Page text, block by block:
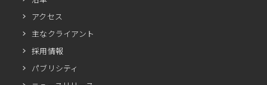
アクセス
主なクライアント
採用情報
パブリシティ